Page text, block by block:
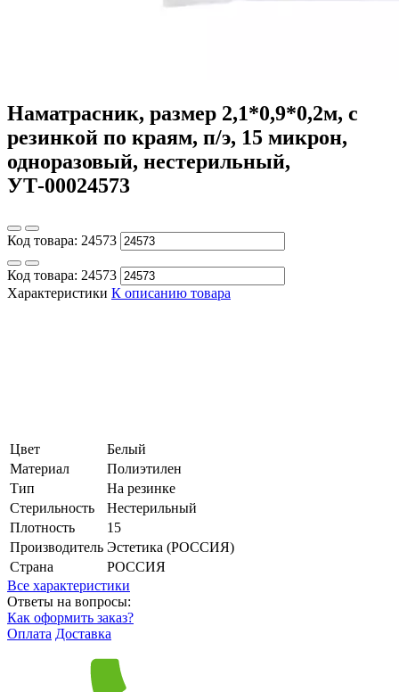
Наматрасник, размер 2,1*0,9*0,2м, с
резинкой по краям, п/э, 15 микрон,
одноразовый, нестерильный,
УТ-00024573
Код товара: 24573
Код товара: 24573
Характеристики К описанию товара
Цвет
Белый
Материал
Полиэтилен
Тип
На резинке
Стерильность
Нестерильный
Плотность
15
Производитель Эстетика (РОССИЯ)
Страна
РОССИЯ
Все характеристики
Ответы на вопросы:
Как оформить заказ?
Оплата Доставка